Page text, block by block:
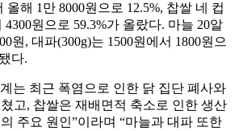
올해 1만 8000원으로 12.5%, 찹쌀 네 컵
4300원으로 59.3%가 올랐다. 마늘 20알
원, 대파(300g)는 1500원에서 1800원으
다.
는 최근 폭염으로 인한 닭 집단 폐사와
고, 찹쌀은 재배면적 축소로 인한 생산
주요 원인”이라며 “마늘과 대파 또한